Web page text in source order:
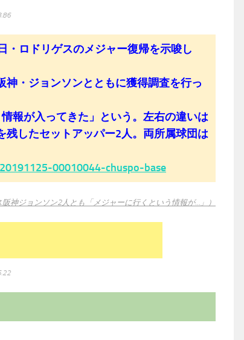
・ロドリゲスのメジャー復帰を示唆し
・ジョンソンとともに獲得調査を行っ
報が入ってきた」という。左右の違いは
残したセットアッパー2人。両所属球団は
00010044-chuspo-base
神ジョンソン2人とも「メジャーに行くという情報が…」）